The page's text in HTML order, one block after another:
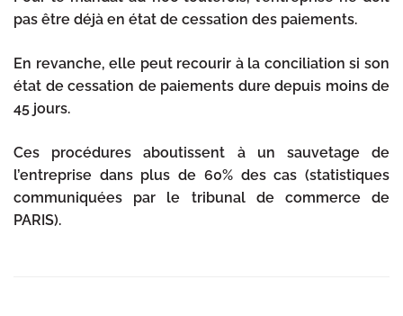
pas être déjà en état de cessation des paiements.
En revanche, elle peut recourir à la conciliation si son
état de cessation de paiements dure depuis moins de
45 jours.
Ces procédures aboutissent à un sauvetage de
l’entreprise dans plus de 60% des cas (statistiques
communiquées par le tribunal de commerce de
PARIS).